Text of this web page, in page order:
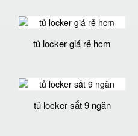
tủ locker giá rẻ hcm
tủ locker sắt 9 ngăn